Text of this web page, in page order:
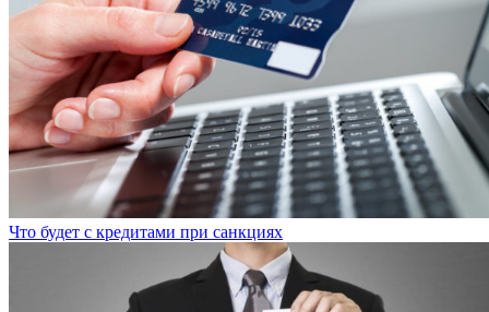
Что будет с кредитами при санкциях